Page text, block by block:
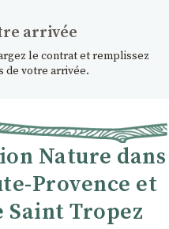
arrivée
le contrat et remplissez
votre arrivée.
Nature dans
Provence et
Saint Tropez